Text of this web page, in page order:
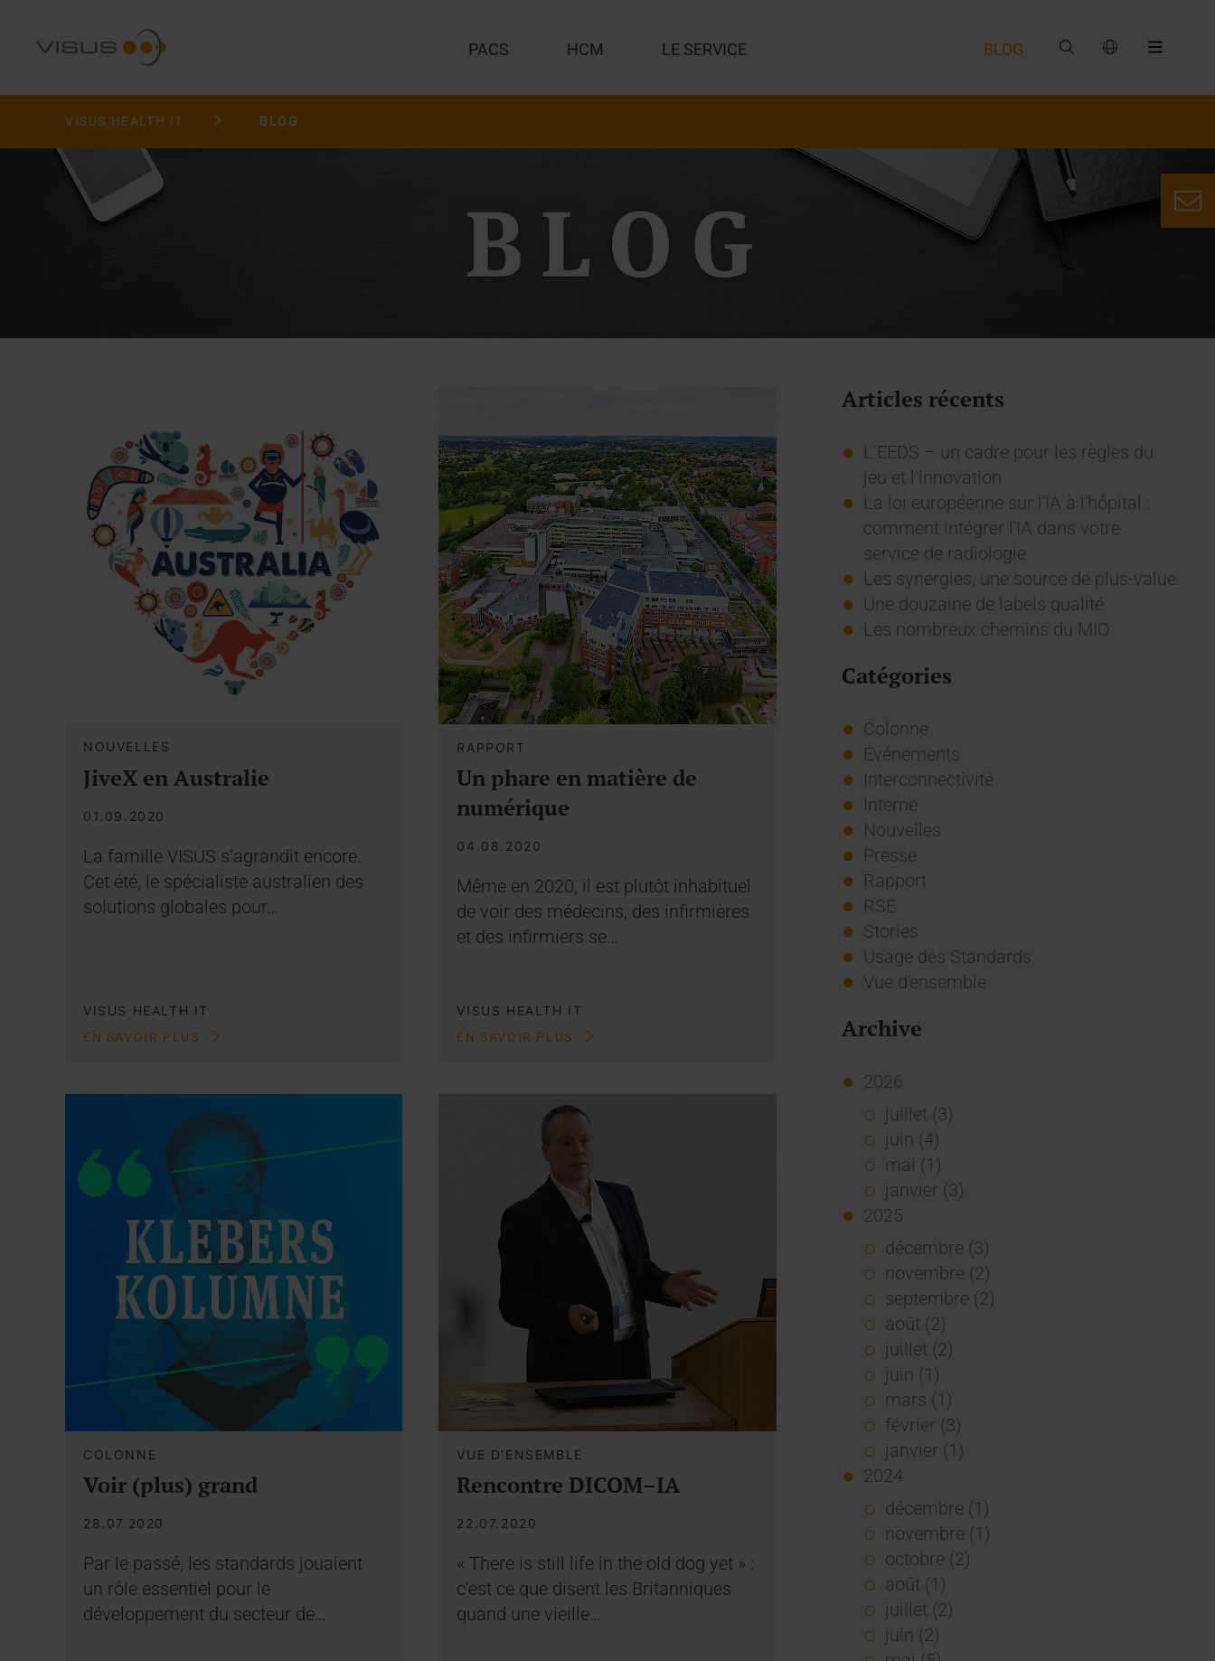
PACS HCM LE SERVICE BLOG
VISUS HEALTH IT BLOG
NOUVELLES
JiveX en Australie
01.09.2020
La famille VISUS s’agrandit encore.
Cet été, le spécialiste australien des
solutions globales pour…
VISUS HEALTH IT
EN SAVOIR PLUS
RAPPORT
Un phare en matière de
numérique
04.08.2020
Même en 2020, il est plutôt inhabituel
de voir des médecins, des infirmières
et des infirmiers se…
VISUS HEALTH IT
EN SAVOIR PLUS
COLONNE
Voir (plus) grand
28.07.2020
Par le passé, les standards jouaient
un rôle essentiel pour le
développement du secteur de…
VUE D'ENSEMBLE
Rencontre DICOM–IA
22.07.2020
« There is still life in the old dog yet » :
c’est ce que disent les Britanniques
quand une vieille…
Articles récents
L’EEDS – un cadre pour les règles du
jeu et l’innovation
La loi européenne sur l'IA à l'hôpital :
comment intégrer l'IA dans votre
service de radiologie
Les synergies, une source de plus-value
Une douzaine de labels qualité
Les nombreux chemins du MIO
Catégories
Colonne
Événements
Interconnectivité
Interne
Nouvelles
Presse
Rapport
RSE
Stories
Usage des Standards
Vue d'ensemble
Archive
2026
juillet (3)
juin (4)
mai (1)
janvier (3)
2025
décembre (3)
novembre (2)
septembre (2)
août (2)
juillet (2)
juin (1)
mars (1)
février (3)
janvier (1)
2024
décembre (1)
novembre (1)
octobre (2)
août (1)
juillet (2)
juin (2)